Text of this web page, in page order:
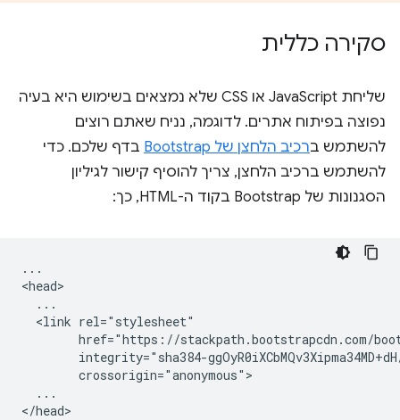
סקירה כללית
שליחת JavaScript או CSS שלא נמצאים בשימוש היא בעיה
נפוצה בפיתוח אתרים. לדוגמה, נניח שאתם רוצים
להשתמש ברכיב הלחצן של Bootstrap
בדף שלכם. כדי
להשתמש ברכיב הלחצן, צריך להוסיף קישור לגיליון
הסגנונות של Bootstrap בקוד ה-HTML, כך:
...
<head>
  ...
  <link rel="stylesheet"
href="https://stackpath.bootstrapcdn.com/
integrity="sha384-
        crossorigin="anonymous">
  ...
</head>